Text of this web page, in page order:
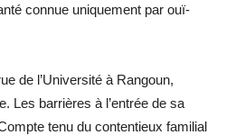
connue uniquement par ouï-
de l’Université à Rangoun,
Les barrières à l’entrée de sa
tenu du contentieux familial